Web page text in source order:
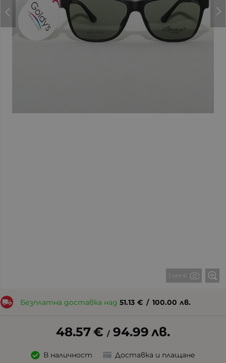
1 от 6
Безплатна доставка над 51.13 € / 100.00 лв.
48.57€ / 94.99 лв.
В наличност Доставка и плащане